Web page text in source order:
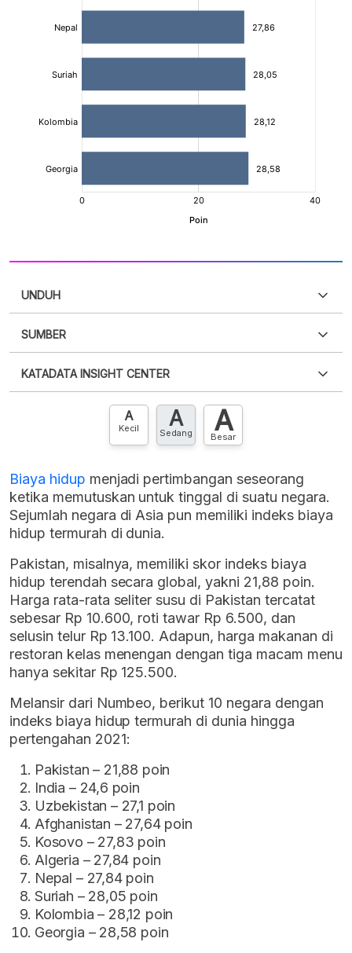
UNDUH
XLS
SUMBER
punya akun?Silakan Daftar sekarang
KATADATA INSIGHT CENTER
Hubungi sekarang »
A
Kecil A
Sedang A
Besar
Biaya hidup menjadi pertimbangan seseorang
ketika memutuskan untuk tinggal di suatu negara.
Sejumlah negara di Asia pun memiliki indeks biaya
hidup termurah di dunia.
Pakistan, misalnya, memiliki skor indeks biaya
hidup terendah secara global, yakni 21,88 poin.
Harga rata-rata seliter susu di Pakistan tercatat
sebesar Rp 10.600, roti tawar Rp 6.500, dan
selusin telur Rp 13.100. Adapun, harga makanan di
restoran kelas menengan dengan tiga macam menu
hanya sekitar Rp 125.500.
Melansir dari Numbeo, berikut 10 negara dengan
indeks biaya hidup termurah di dunia hingga
pertengahan 2021:
Pakistan – 21,88 poin
India – 24,6 poin
Uzbekistan – 27,1 poin
Afghanistan – 27,64 poin
Kosovo – 27,83 poin
Algeria – 27,84 poin
Nepal – 27,84 poin
Suriah – 28,05 poin
Kolombia – 28,12 poin
Georgia – 28,58 poin